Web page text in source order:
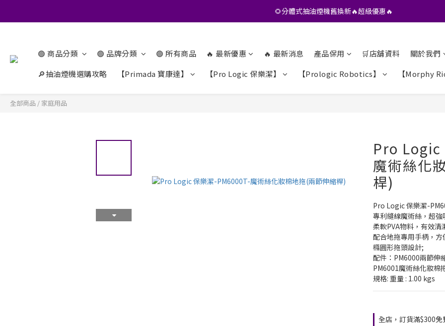
•• 會員專享🎁精選貨品【特價💥再九折】••
🌻分體式抽油煙機舊換新🔥超級優惠🔥
🟢 商品分類 🟢 品牌分類 🟢 所有商品 🔥 最新優惠 🔥 最新消息 產品保用 🛒店舖資料 關於我們
🔎抽油煙機選購攻略
【Primada 寶康達】 【Pro Logic 保樂潔】 【Prologic Robotics】 【Morphy
全部商品 / 家庭用品
Pro Logic
魔術絲化
桿)
Pro Logic 保樂潔-
專利縫線魔術絲，超
柔軟PVA物料，有效清
配合地拖專用手柄，方
橢圓形拖頭設計;
配件：PM6000兩節伸
PM6001魔術絲化妝棉
規格: 重量 : 1.00 kgs
全店，訂貨滿$300免